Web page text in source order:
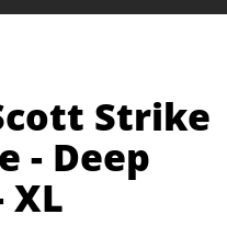
Strike
- Deep
XL